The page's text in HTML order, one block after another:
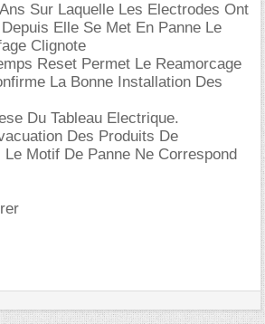
Sur Laquelle Les Electrodes Ont
Elle Se Met En Panne Le
Clignote
Reset Permet Le Reamorcage
La Bonne Installation Des
Du Tableau Electrique.
Des Produits De
Motif De Panne Ne Correspond